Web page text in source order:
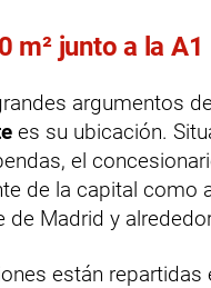
m² junto a la A1
argumentos de
es su ubicación.
el
de la capital como
de Madrid y
están repartidas